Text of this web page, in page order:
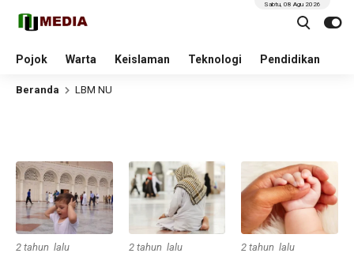
Pojok Warta Keislaman Teknologi Pendidikan
Sabtu, 08 Agu 2026
Beranda LBM NU
2 tahun lalu 2 tahun lalu 2 tahun lalu